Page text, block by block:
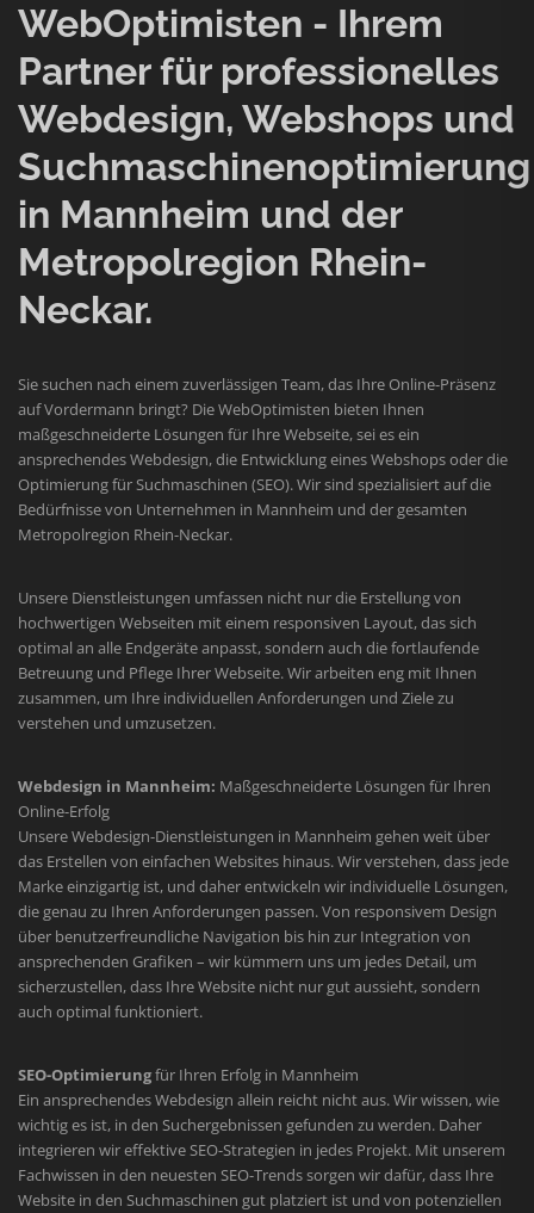
WebOptimisten - Ihrem
Partner für professionelles
Webdesign, Webshops und
Suchmaschinenoptimierung
in Mannheim und der
Metropolregion Rhein-
Neckar.
Sie suchen nach einem zuverlässigen Team, das Ihre Online-Präsenz
auf Vordermann bringt? Die WebOptimisten bieten Ihnen
maßgeschneiderte Lösungen für Ihre Webseite, sei es ein
ansprechendes Webdesign, die Entwicklung eines Webshops oder die
Optimierung für Suchmaschinen (SEO). Wir sind spezialisiert auf die
Bedürfnisse von Unternehmen in Mannheim und der gesamten
Metropolregion Rhein-Neckar.
Unsere Dienstleistungen umfassen nicht nur die Erstellung von
hochwertigen Webseiten mit einem responsiven Layout, das sich
optimal an alle Endgeräte anpasst, sondern auch die fortlaufende
Betreuung und Pflege Ihrer Webseite. Wir arbeiten eng mit Ihnen
zusammen, um Ihre individuellen Anforderungen und Ziele zu
verstehen und umzusetzen.
Webdesign in Mannheim: Maßgeschneiderte Lösungen für Ihren
Online-Erfolg
Unsere Webdesign-Dienstleistungen in Mannheim gehen weit über
das Erstellen von einfachen Websites hinaus. Wir verstehen, dass jede
Marke einzigartig ist, und daher entwickeln wir individuelle Lösungen,
die genau zu Ihren Anforderungen passen. Von responsivem Design
über benutzerfreundliche Navigation bis hin zur Integration von
ansprechenden Grafiken – wir kümmern uns um jedes Detail, um
sicherzustellen, dass Ihre Website nicht nur gut aussieht, sondern
auch optimal funktioniert.
SEO-Optimierungfür Ihren Erfolg in Mannheim
Ein ansprechendes Webdesign allein reicht nicht aus. Wir wissen, wie
wichtig es ist, in den Suchergebnissen gefunden zu werden. Daher
integrieren wir effektive SEO-Strategien in jedes Projekt. Mit unserem
Fachwissen in den neuesten SEO-Trends sorgen wir dafür, dass Ihre
Website in den Suchmaschinen gut platziert ist und von potenziellen